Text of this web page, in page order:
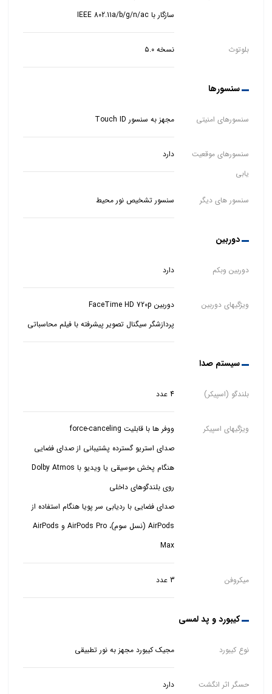
سازگار با IEEE 802.11a/b/g/n/ac
بلوتوث نسخه ۵.۰
سنسورها
سنسورهای امنیتی مجهز به سنسور Touch ID
سنسورهای موقعیت
یابی
دارد
سنسور های دیگر سنسور تشخیص نور محیط
دوربین
دوربین وبکم دارد
ویژگیهای دوربین
دوربین FaceTime HD 720p
پردازشگر سیگنال تصویر پیشرفته با فیلم محاسباتی
سیستم صدا
بلندگو (اسپیکر) 4 عدد
ویژگیهای اسپیکر
ووفر ها با قابلیت force-canceling
صدای استریو گسترده پشتیبانی از صدای فضایی
هنگام پخش موسیقی یا ویدیو با Dolby Atmos
صدای فضایی با ردیابی سر پویا هنگام استفاده از
AirPods (نسل سوم)، AirPods Pro و AirPods
Max
میکروفن 3 عدد
کیبورد و پد لمسی
نوع کیبورد مجیک کیبورد مجهز به نور تطبیقی
حسگر اثر انگشت دارد